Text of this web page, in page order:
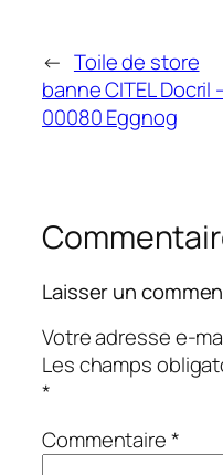
← Toile de store
banne CITEL Docril
00080 Eggnog
Laisser un
Votre adresse e-
Les champs
*
Commentaire*